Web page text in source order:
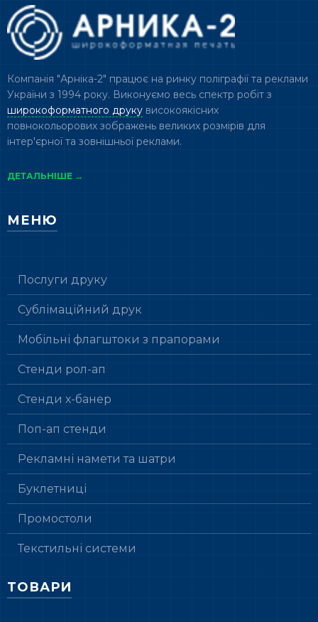
Компанія "Арніка-2" працює на ринку поліграфії та реклами
України з 1994 року. Виконуємо весь спектр робіт з
широкоформатного друкувисокоякісних
повнокольорових зображень великих розмірів для
інтер'єрної та зовнішньої реклами.
ДЕТАЛЬНІШЕ →
МЕНЮ
Послуги друку
Сублімаційний друк
Мобільні флагштоки з прапорами
Стенди рол-ап
Стенди х-банер
Поп-ап стенди
Рекламні намети та шатри
Буклетниці
Промостоли
Текстильні системи
ТОВАРИ